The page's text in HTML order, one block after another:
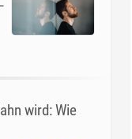
wird: Wie